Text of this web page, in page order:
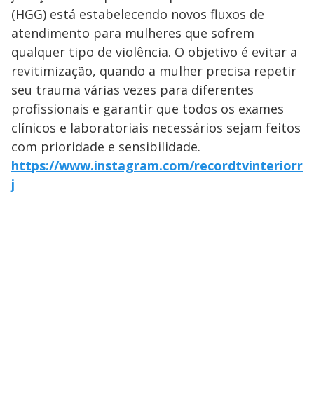
(HGG) está estabelecendo novos fluxos de
atendimento para mulheres que sofrem
qualquer tipo de violência. O objetivo é evitar a
revitimização, quando a mulher precisa repetir
seu trauma várias vezes para diferentes
profissionais e garantir que todos os exames
clínicos e laboratoriais necessários sejam feitos
com prioridade e sensibilidade.
https://www.instagram.com/recordtvinteriorr
j